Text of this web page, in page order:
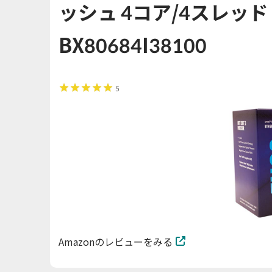
ッシュ 4コア/4スレッ
BX80684I38100
5
Amazonのレビューをみる